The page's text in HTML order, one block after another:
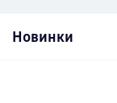
Новинки